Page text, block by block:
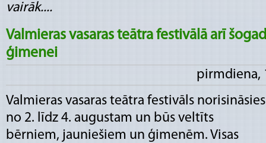
vairāk....
Valmieras vasaras teātra festivālā arī
ģimenei
pirmdiena,
Valmieras vasaras teātra festivāls norisināsies
no 2. līdz 4. augustam un būs veltīts
bērniem, jauniešiem un ģimenēm. Visas